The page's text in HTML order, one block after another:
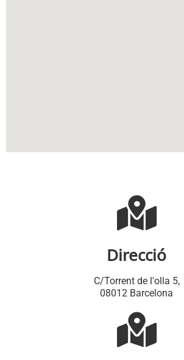
Direcció
C/Torrent de l'olla 5,
08012 Barcelona